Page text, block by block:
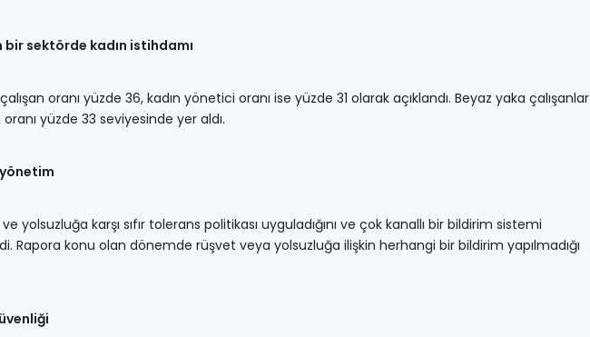
bir sektörde kadın istihdamı
oranı yüzde 36, kadın yönetici oranı ise yüzde 31 olarak açıklandı. Beyaz yaka çalışanlar
yüzde 33 seviyesinde yer aldı.
yolsuzluğa karşı sıfır tolerans politikası uyguladığını ve çok kanallı bir bildirim sistemi
Rapora konu olan dönemde rüşvet veya yolsuzluğa ilişkin herhangi bir bildirim yapılmadığı